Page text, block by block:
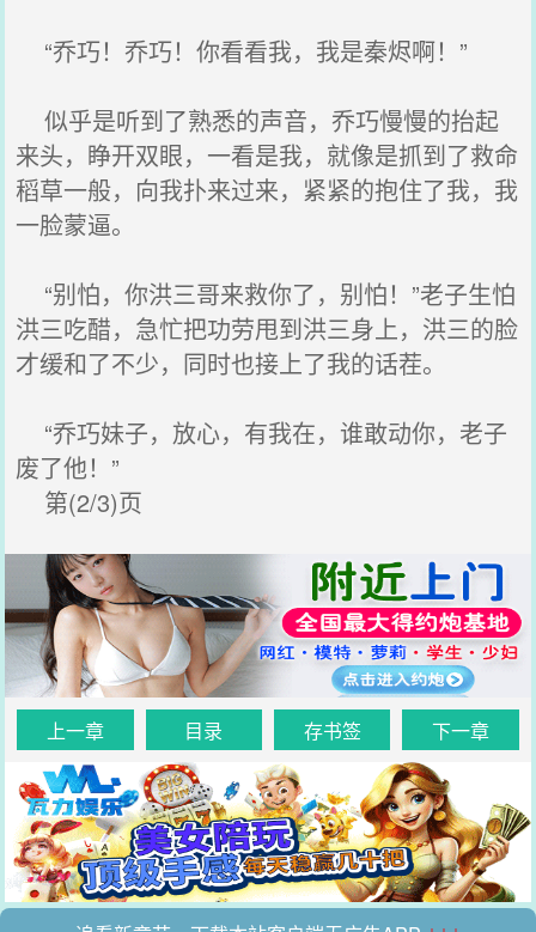
“乔巧！乔巧！你看看我，我是秦烬啊！”
似乎是听到了熟悉的声音，乔巧慢慢的抬起
来头，睁开双眼，一看是我，就像是抓到了救命
稻草一般，向我扑来过来，紧紧的抱住了我，我
一脸蒙逼。
“别怕，你洪三哥来救你了，别怕！”老子生怕
洪三吃醋，急忙把功劳甩到洪三身上，洪三的脸
才缓和了不少，同时也接上了我的话茬。
“乔巧妹子，放心，有我在，谁敢动你，老子
废了他！”
第(2/3)页
上一章 目录 存书签 下一章